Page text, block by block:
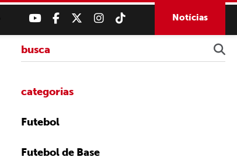
Notícias
categorias
Futebol
Futebol de Base